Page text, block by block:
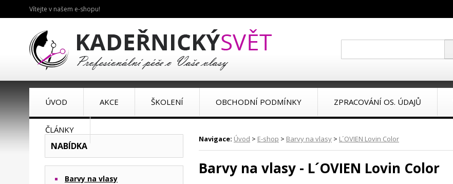
Vítejte v našem e-shopu!
ÚVOD AKCE ŠKOLENÍ OBCHODNÍ PODMÍNKY ZPRACOVÁNÍ OS. ÚDAJŮ
ČLÁNKY
NABÍDKA
Barvy na vlasy
Navigace: Úvod > E-shop > Barvy na vlasy > L´OVIEN Lovin Color
Barvy na vlasy - L´OVIEN Lovin Color